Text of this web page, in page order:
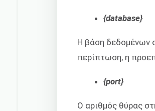
{database}
Η βάση δεδομένων
περίπτωση, η
{port}
Ο αριθμός θύρας